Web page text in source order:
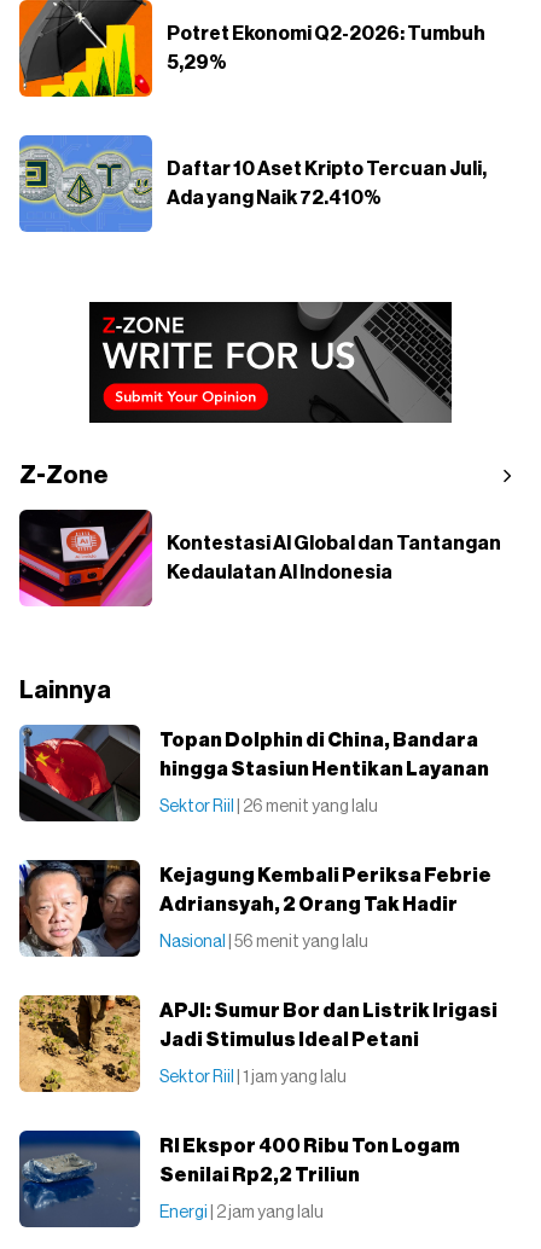
Potret Ekonomi Q2-2026: Tumbuh
5,29%
Daftar 10 Aset Kripto Tercuan Juli,
Ada yang Naik 72.410%
Z-Zone
Kontestasi AI Global dan Tantangan
Kedaulatan AI Indonesia
Lainnya
Topan Dolphin di China, Bandara
hingga Stasiun Hentikan Layanan
Sektor Riil | 26 menit yang lalu
Kejagung Kembali Periksa Febrie
Adriansyah, 2 Orang Tak Hadir
Nasional | 56 menit yang lalu
APJI: Sumur Bor dan Listrik Irigasi
Jadi Stimulus Ideal Petani
Sektor Riil | 1 jam yang lalu
RI Ekspor 400 Ribu Ton Logam
Senilai Rp2,2 Triliun
Energi | 2 jam yang lalu